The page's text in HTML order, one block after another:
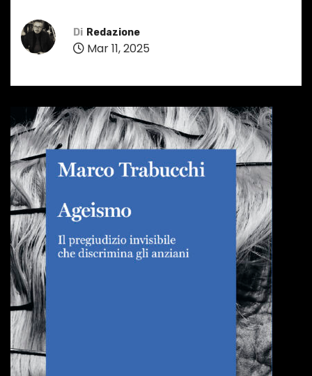
Di Redazione
Mar 11, 2025